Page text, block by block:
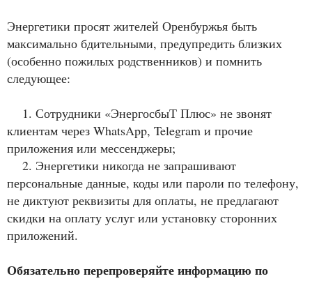
Энергетики просят жителей Оренбуржья быть
максимально бдительными, предупредить близких
(особенно пожилых родственников) и помнить
следующее:
1. Сотрудники «ЭнергосбыТ Плюс» не звонят
клиентам через WhatsApp, Telegram и прочие
приложения или мессенджеры;
2. Энергетики никогда не запрашивают
персональные данные, коды или пароли по телефону,
не диктуют реквизиты для оплаты, не предлагают
скидки на оплату услуг или установку сторонних
приложений.
Обязательно перепроверяйте информацию по